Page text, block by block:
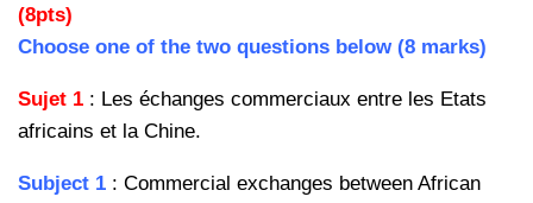
(8pts)
Choose one of the two questions below (8 marks)
Sujet 1 : Les échanges commerciaux entre les Etats
africains et la Chine.
Subject 1 : Commercial exchanges between African